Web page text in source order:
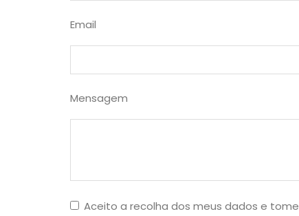
Email
Mensagem
Aceito a recolha dos meus dados e